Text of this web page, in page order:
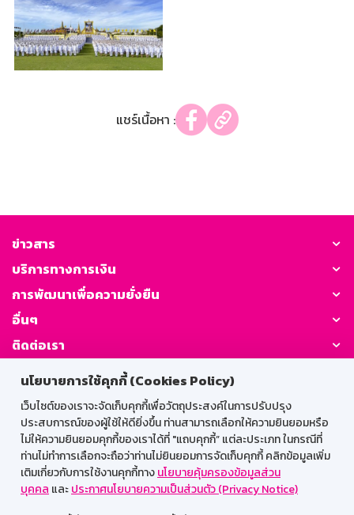
นโยบายการใช้คุกกี้ (Cookies Policy)
เว็บไซต์ของเราจะจัดเก็บคุกกี้เพื่อวัตถุประสงค์ในการปรับปรุง
ประสบการณ์ของผู้ใช้ให้ดียิ่งขึ้น ท่านสามารถเลือกให้ความยินยอมหรือ
ไม่ให้ความยินยอมคุกกี้ของเราได้ที่ "แถบคุกกี้” แต่ละประเภท ในกรณีที่
ท่านไม่ทำการเลือกจะถือว่าท่านไม่ยินยอมการจัดเก็บคุกกี้ คลิกข้อมูลเพิ่ม
เติมเกี่ยวกับการใช้งานคุกกี้ทางนโยบายคุ้มครองข้อมูลส่วน
บุคคล และประกาศนโยบายความเป็นส่วนตัว (Privacy Notice)
แชร์เนื้อหา :
ข่าวสาร
บริการทางการเงิน
การพัฒนาเพื่อความยั่งยืน
อื่นๆ
ติดต่อเรา
GSB Society:
สำหรับพนักงาน
Web HR
GSB Wisdom
M-Search
เข้าสู่ระบบเน็ตเมล